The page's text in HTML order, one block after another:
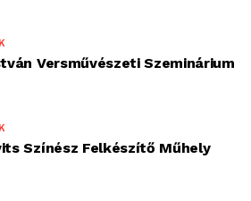
Versművészeti Szeminárium
Színész Felkészítő Műhely